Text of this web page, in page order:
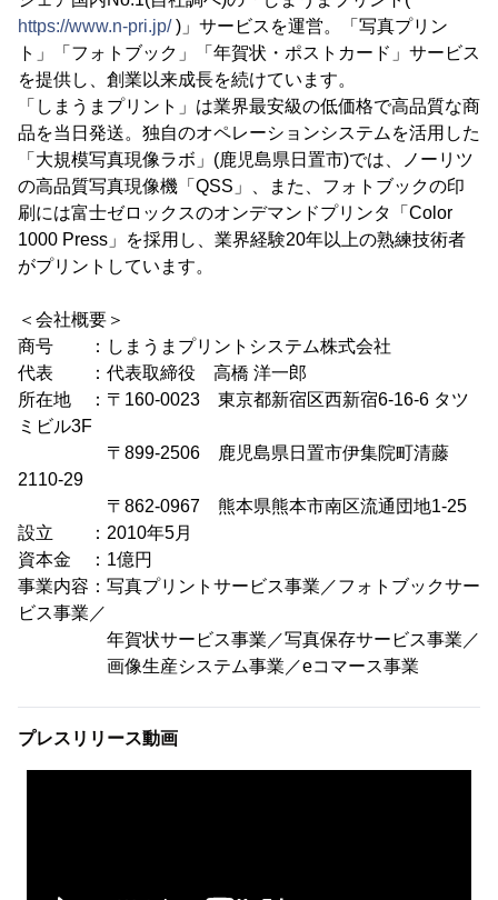
https://www.n-pri.jp/)」サービスを運営。「写真プリン
ト」「フォトブック」「年賀状・ポストカード」サービス
を提供し、創業以来成長を続けています。
「しまうまプリント」は業界最安級の低価格で高品質な商
品を当日発送。独自のオペレーションシステムを活用した
「大規模写真現像ラボ」(鹿児島県日置市)では、ノーリツ
の高品質写真現像機「QSS」、また、フォトブックの印
刷には富士ゼロックスのオンデマンドプリンタ「Color
1000 Press」を採用し、業界経験20年以上の熟練技術者
がプリントしています。
＜会社概要＞
商号 ：しまうまプリントシステム株式会社
代表 ：代表取締役 高橋 洋一郎
所在地 ：〒160-0023 東京都新宿区西新宿6-16-6 タツ
ミビル3F
〒899-2506 鹿児島県日置市伊集院町清藤
2110-29
〒862-0967 熊本県熊本市南区流通団地1-25
設立 ：2010年5月
資本金 ：1億円
事業内容：写真プリントサービス事業／フォトブックサー
ビス事業／
年賀状サービス事業／写真保存サービス事業／
画像生産システム事業／eコマース事業
プレスリリース動画